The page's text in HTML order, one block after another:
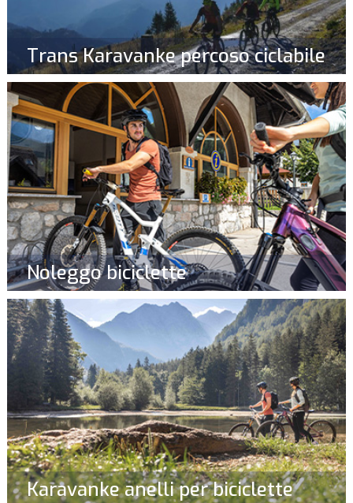
Trans Karavanke percoso ciclabile
Noleggo biciclette
Karavanke anelli per biciclette